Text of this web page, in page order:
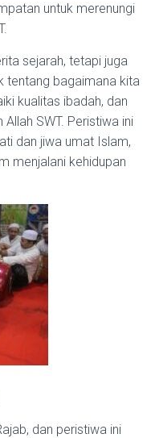
untuk merenungi
sejarah, tetapi juga
tentang bagaimana kita
kualitas ibadah, dan
SWT. Peristiwa ini
dan jiwa umat Islam,
menjalani kehidupan
dan peristiwa ini